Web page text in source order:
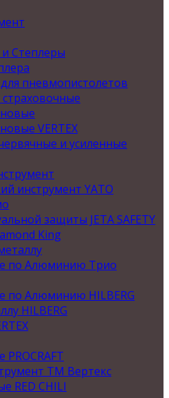
Степлеры
пневмопистолетов
VERTEX
и усиленные
инструмент YATO
защиты JETA SAFETY
King
по Алюминию Трио
по Алюминию HILBERG
HILBERG
ТМ Вертекс
RED CHILI